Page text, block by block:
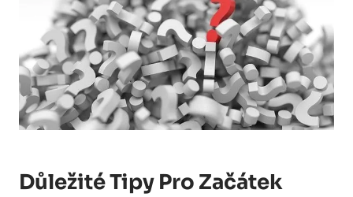
Důležité Tipy Pro Začátek